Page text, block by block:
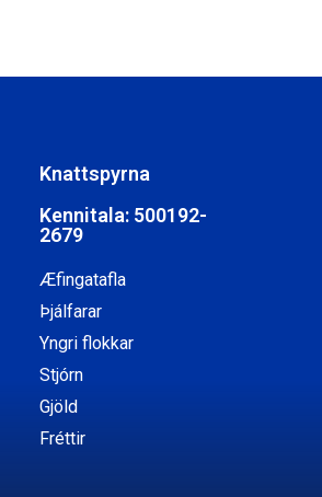
Knattspyrna
Kennitala: 500192-
2679
Æfingatafla
Þjálfarar
Yngri flokkar
Stjórn
Gjöld
Fréttir